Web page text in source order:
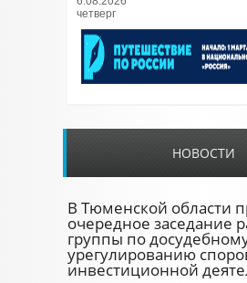
четверг
НОВОСТИ
В Тюменской области
очередное заседание
группы по
урегулированию
инвестиционной